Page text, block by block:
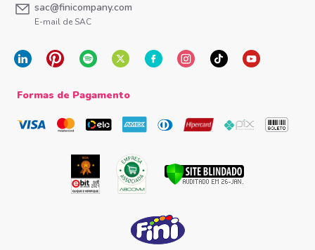
sac@finicompany.com
E-mail de SAC
Formas de Pagamento